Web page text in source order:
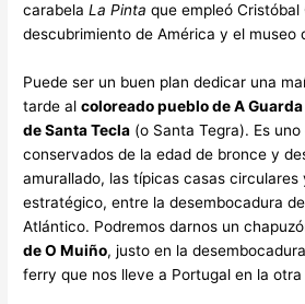
carabelaLa Pintaque empleó Cristóbal
descubrimiento de América y el museo
Puede ser un buen plan dedicar una
tarde alcoloreado pueblo de A
de Santa Tecla (o Santa Tegra). Es
conservados de la edad de bronce y
amurallado, las típicas casas circulares
estratégico, entre la desembocadura
Atlántico. Podremos darnos un
de O Muiño, justo en la
ferry que nos lleve a Portugal en la